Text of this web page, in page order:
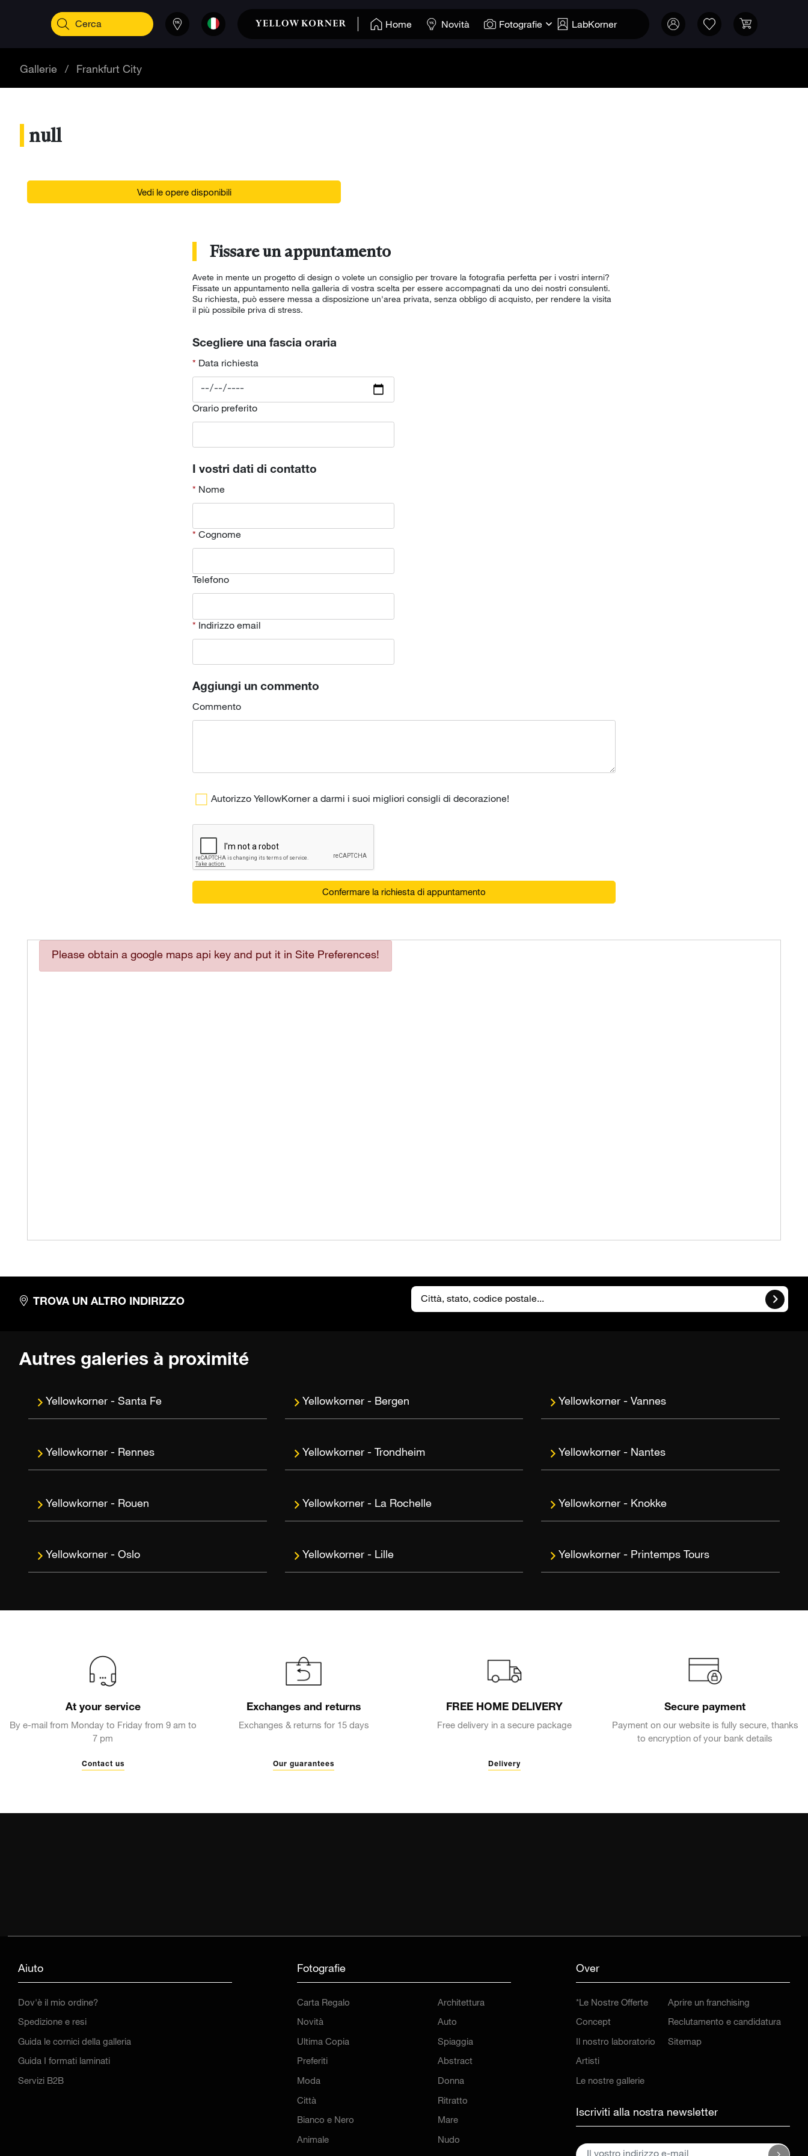
Home Novità Fotografie LabKorner
Gallerie / Frankfurt City
null
Vedi le opere disponibili
Fissare un appuntamento
Avete in mente un progetto di design o volete un consiglio per trovare la fotografia perfetta per i vostri interni?
Fissate un appuntamento nella galleria di vostra scelta per essere accompagnati da uno dei nostri consulenti.
Su richiesta, può essere messa a disposizione un'area privata, senza obbligo di acquisto, per rendere la visita
il più possibile priva di stress.
Scegliere una fascia oraria
Data richiesta
Orario preferito
I vostri dati di contatto
Nome
Cognome
Telefono
Indirizzo email
Aggiungi un commento
Commento
Autorizzo YellowKorner a darmi i suoi migliori consigli di decorazione!
Confermare la richiesta di appuntamento
Please obtain a google maps api key and put it in Site Preferences!
TROVA UN ALTRO INDIRIZZO
Autres galeries à proximité
Santa Fe Bergen Vannes
Rennes Trondheim Nantes
Rouen La Rochelle Knokke
Oslo Lille Printemps Tours
At your service
By e-mail from Monday to Friday from 9 am to
7 pm
Contact us
Exchanges and returns
Exchanges & returns for 15 days
Our guarantees
FREE HOME DELIVERY
Free delivery in a secure package
Delivery
Secure payment
Payment on our website is fully secure, thanks
to encryption of your bank details
Aiuto
Dov'è il mio ordine?
Spedizione e resi
Guida le cornici della galleria
Guida I formati laminati
Servizi B2B
Fotografie
Carta Regalo
Novità
Ultima Copia
Preferiti
Moda
Città
Bianco e Nero
Animale
Architettura
Auto
Spiaggia
Abstract
Donna
Ritratto
Mare
Nudo
Over
*Le Nostre Offerte
Concept
Il nostro laboratorio
Artisti
Le nostre gallerie
Aprire un franchising
Reclutamento e candidatura
Sitemap
Iscriviti alla nostra newsletter